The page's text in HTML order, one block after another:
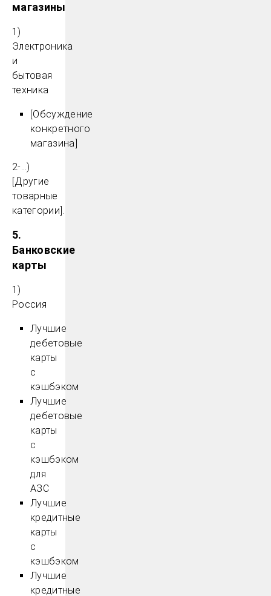
магазины
1)
Электроника
и
бытовая
техника
[Обсуждение
конкретного
магазина]
2-…)
[Другие
товарные
категории].
5.
Банковские
карты
1)
Россия
Лучшие
дебетовые
карты
с
кэшбэком
Лучшие
дебетовые
карты
с
кэшбэком
для
АЗС
Лучшие
кредитные
карты
с
кэшбэком
Лучшие
кредитные